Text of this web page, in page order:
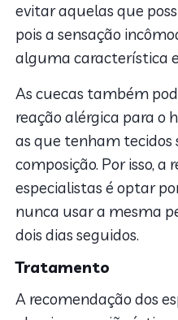
evitar aquelas que
pois a sensação
alguma característica
As cuecas também
reação alérgica para o
as que tenham tecidos
composição. Por isso, a
especialistas é optar
nunca usar a mesma
dois dias seguidos.
Tratamento
A recomendação dos